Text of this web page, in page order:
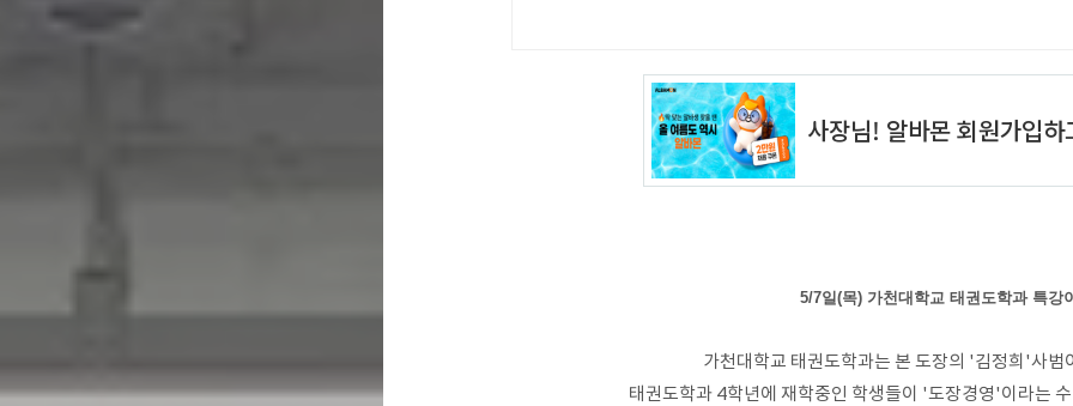
5/7일(목) 가천대학교 태권도학과 특강
가천대학교 태권도학과는 본 도장의 '김정희'사범
태권도학과 4학년에 재학중인 학생들이 '도장경영'이라는